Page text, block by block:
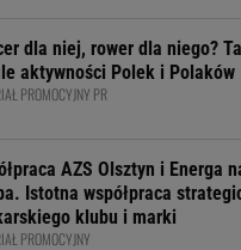
dla niej, rower dla niego?
aktywności Polek i Polaków
PROMOCYJNY PR
AZS Olsztyn i Energa
Istotna współpraca
klubu i marki
PROMOCYJNY